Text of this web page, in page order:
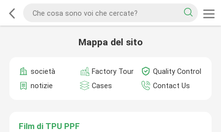
Mappa del sito
società Factory Tour
Quality Control
notizie
Cases Contact Us
Film di TPU PPF